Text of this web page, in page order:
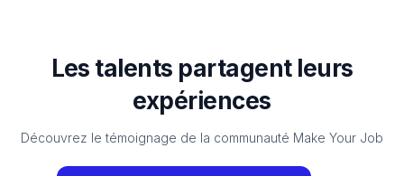
Les talents partagent leurs
expériences
Découvrez le témoignage de la communauté Make Your Job